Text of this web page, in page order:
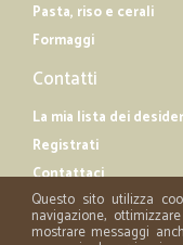
Pasta, riso e cerali
Formaggi
Contatti
La mia lista dei
Registrati
Contattaci
Questo sito utilizza
navigazione,
mostrare messaggi